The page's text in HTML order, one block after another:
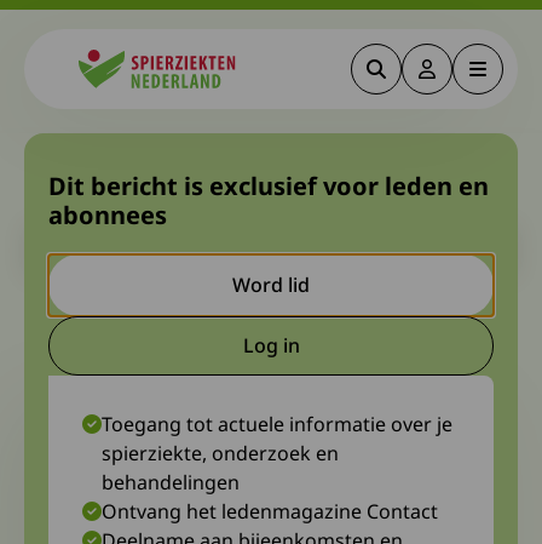
ZoekenDeze link
Menu
Uitnodiging Dreamnight
meer actueel is.
6 april 2022 Anne Marie Klerkx
Dit bericht is exclusief voor leden en
abonnees
Word lid
Log inDeze link gaat naar een
Toegang tot actuele informatie over je
spierziekte, onderzoek en
behandelingen
Ontvang het ledenmagazine Contact